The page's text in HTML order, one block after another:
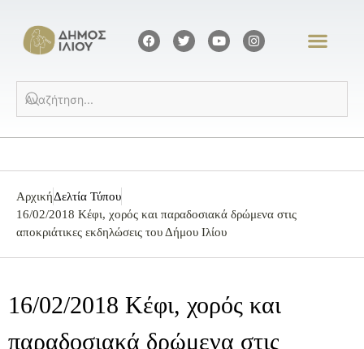
ΑρχικήΔελτία Τύπου
16/02/2018 Κέφι, χορός και παραδοσιακά δρώμενα στις
αποκριάτικες εκδηλώσεις του Δήμου Ιλίου
16/02/2018 Κέφι, χορός και
παραδοσιακά δρώμενα στις